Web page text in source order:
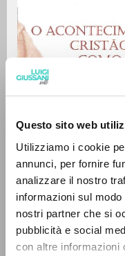
Questo sito web
Utilizziamo i cookie
annunci, per fornire
analizzare il nostro
informazioni sul
nostri partner che si
pubblicità e social
con altre informazioni
Alberto StefanoAuthor
Giussani LuigiAuthor
0